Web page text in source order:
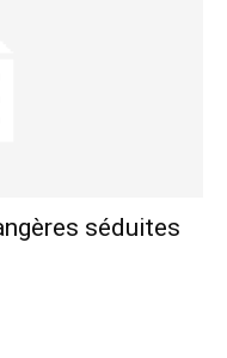
séduites